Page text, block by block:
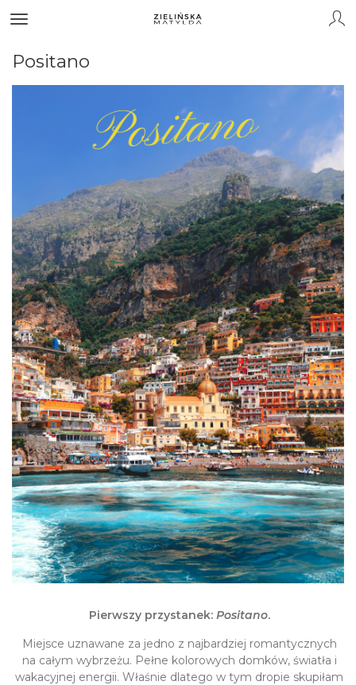
Positano
Pierwszy przystanek: Positano.
Miejsce uznawane za jedno z najbardziej romantycznych
na całym wybrzeżu. Pełne kolorowych domków, światła i
wakacyjnej energii. Właśnie dlatego w tym dropie skupiłam